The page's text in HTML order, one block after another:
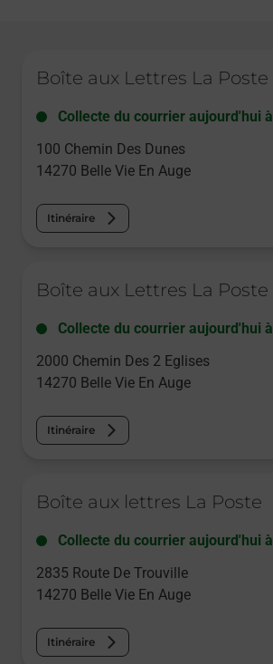
Boîte aux Lettres La Poste
Collecte du courrier aujourd'hui à
100 Chemin Des Dunes
14270 Belle Vie En Auge
Itinéraire
Boîte aux Lettres La Poste
Collecte du courrier aujourd'hui à
2000 Chemin Des 2 Eglises
14270 Belle Vie En Auge
Itinéraire
Boîte aux lettres La Poste
Collecte du courrier aujourd'hui à
2835 Route De Trouville
14270 Belle Vie En Auge
Itinéraire